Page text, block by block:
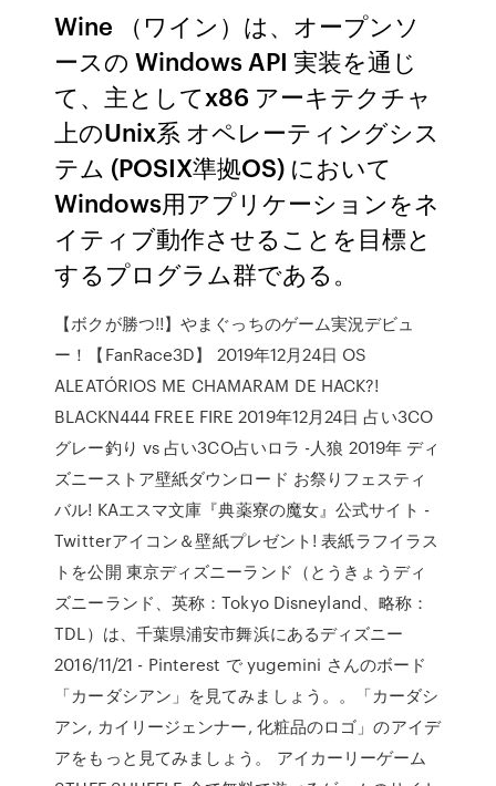
Wine （ワイン）は、オープンソ
ースの Windows API 実装を通じ
て、主としてx86 アーキテクチャ
上のUnix系 オペレーティングシス
テム (POSIX準拠OS) において
Windows用アプリケーションをネ
イティブ動作させることを目標と
するプログラム群である。
【ボクが勝つ!!】やまぐっちのゲーム実況デビュ
ー！【FanRace3D】 2019年12月24日 OS
ALEATÓRIOS ME CHAMARAM DE HACK?!
BLACKN444 FREE FIRE 2019年12月24日 占い3CO
グレー釣り vs 占い3CO占いロラ -人狼 2019年 ディ
ズニーストア壁紙ダウンロード お祭りフェスティ
バル! KAエスマ文庫『典薬寮の魔女』公式サイト -
Twitterアイコン＆壁紙プレゼント! 表紙ラフイラス
トを公開 東京ディズニーランド（とうきょうディ
ズニーランド、英称：Tokyo Disneyland、略称：
TDL）は、千葉県浦安市舞浜にあるディズニー
2016/11/21 - Pinterest で yugemini さんのボード
「カーダシアン」を見てみましょう。。「カーダシ
アン, カイリージェンナー, 化粧品のロゴ」のアイデ
アをもっと見てみましょう。 アイカーリーゲーム